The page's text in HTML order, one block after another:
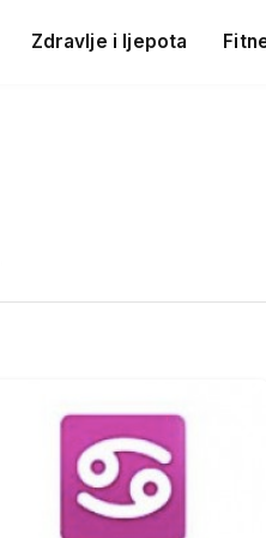
Zdravlje i ljepota